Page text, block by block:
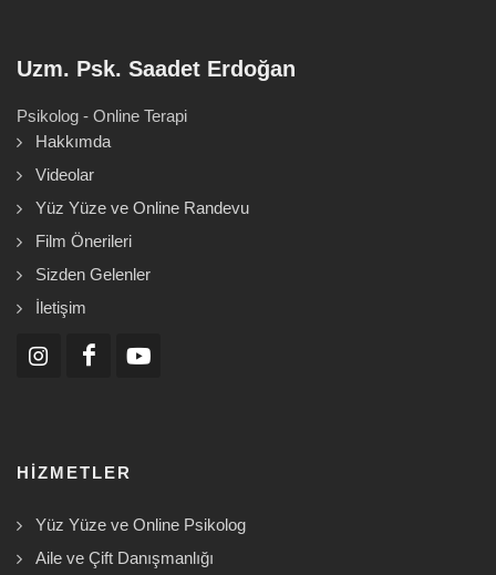
Uzm. Psk. Saadet Erdoğan
Psikolog - Online Terapi
Hakkımda
Videolar
Yüz Yüze ve Online Randevu
Film Önerileri
Sizden Gelenler
İletişim
HIZMETLER
Yüz Yüze ve Online Psikolog
Aile ve Çift Danışmanlığı